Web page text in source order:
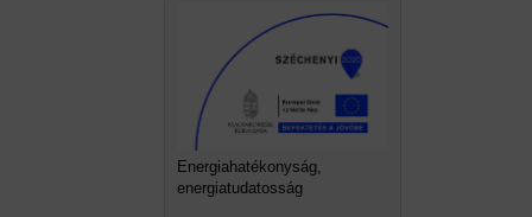
Energiahatékonyság,
energiatudatosság